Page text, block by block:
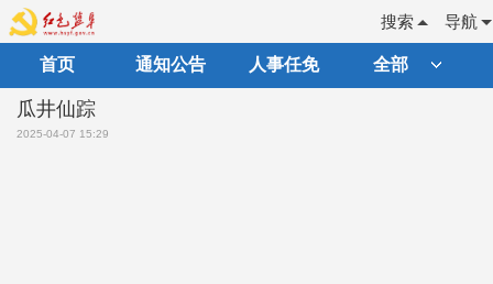
导航
搜索
首页 通知公告 人事任免 全部
瓜井仙踪
2025-04-07 15:29